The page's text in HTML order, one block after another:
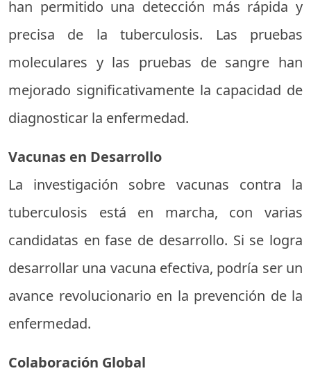
han permitido una detección más rápida y
precisa de la tuberculosis. Las pruebas
moleculares y las pruebas de sangre han
mejorado significativamente la capacidad de
diagnosticar la enfermedad.
Vacunas en Desarrollo
La investigación sobre vacunas contra la
tuberculosis está en marcha, con varias
candidatas en fase de desarrollo. Si se logra
desarrollar una vacuna efectiva, podría ser un
avance revolucionario en la prevención de la
enfermedad.
Colaboración Global